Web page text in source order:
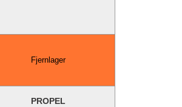
Fjernlager
PROPEL